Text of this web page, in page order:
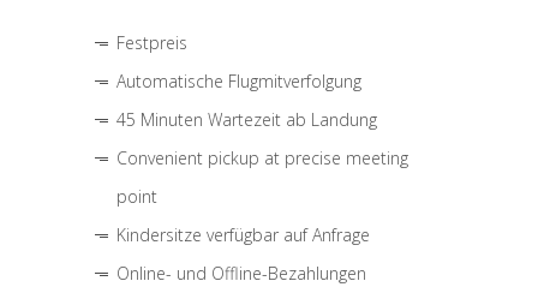
Festpreis
Automatische Flugmitverfolgung
45 Minuten Wartezeit ab Landung
Convenient pickup at precise meeting
point
Kindersitze verfügbar auf Anfrage
Online- und Offline-Bezahlungen